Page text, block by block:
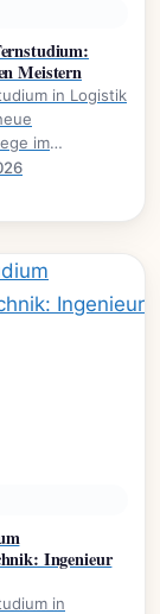
Meistern
in Logistik
im
von
Ingenieur
in